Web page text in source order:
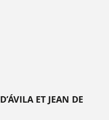
ET JEAN DE